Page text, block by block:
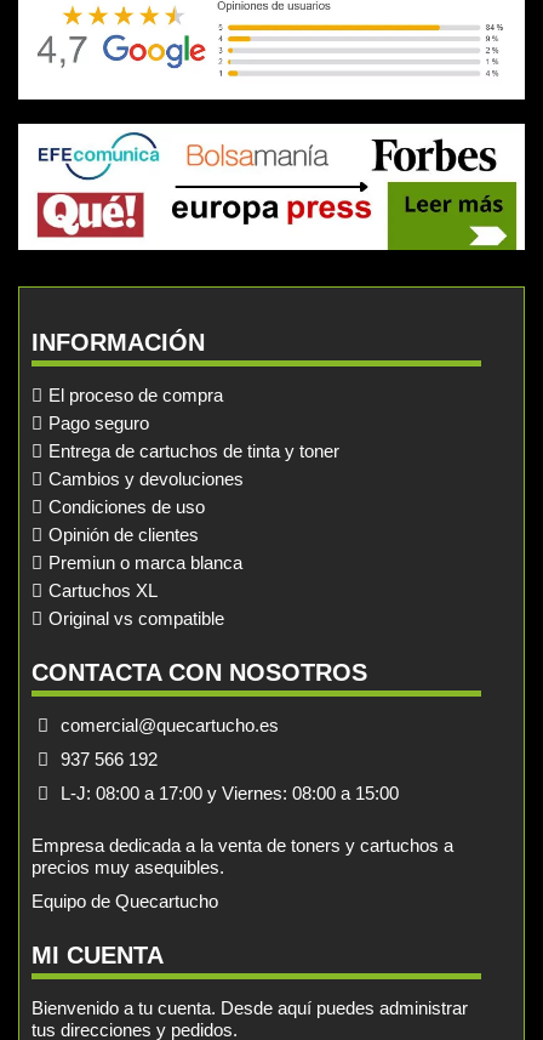
INFORMACIÓN
El proceso de compra
Pago seguro
Entrega de cartuchos de tinta y toner
Cambios y devoluciones
Condiciones de uso
Opinión de clientes
Premiun o marca blanca
Cartuchos XL
Original vs compatible
CONTACTA CON NOSOTROS
comercial@quecartucho.es
937 566 192
L-J: 08:00 a 17:00 y Viernes: 08:00 a 15:00
Empresa dedicada a la venta de toners y cartuchos a
precios muy asequibles.
Equipo de Quecartucho
MI CUENTA
Bienvenido a tu cuenta. Desde aquí puedes administrar
tus direcciones y pedidos.